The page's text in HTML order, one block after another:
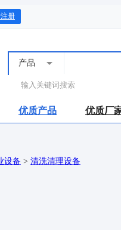
册
产品
优质产品 优质厂
设备 > 清洗清理设备